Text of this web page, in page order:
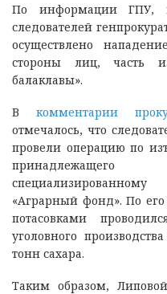
По информации ГПУ,
следователей
осуществлено
стороны лиц, часть
балаклавы».
В комментарии
отмечалось, что
провели операцию по
«Аграрный фонд». По
потасовками
уголовного
тонн сахара.
Таким образом,